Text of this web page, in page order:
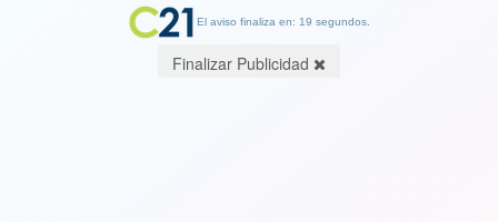
El aviso finaliza en: 19 segundos.
Finalizar Publicidad